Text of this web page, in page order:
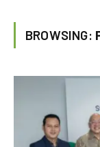
BROWSING: